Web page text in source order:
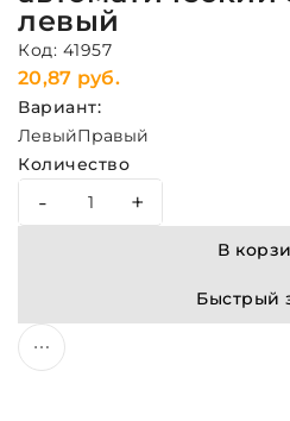
левый
Код: 41957
20,87 руб.
Вариант:
ЛевыйПравый
Количество
- +
В
Быстрый